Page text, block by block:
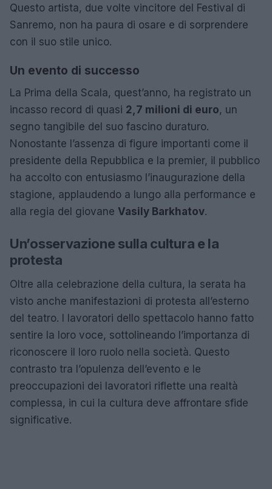
Questo artista, due volte vincitore del Festival di
Sanremo, non ha paura di osare e di sorprendere
con il suo stile unico.
Un evento di successo
La Prima della Scala, quest’anno, ha registrato un
incasso record di quasi 2,7 milioni di euro, un
segno tangibile del suo fascino duraturo.
Nonostante l’assenza di figure importanti come il
presidente della Repubblica e la premier, il pubblico
ha accolto con entusiasmo l’inaugurazione della
stagione, applaudendo a lungo alla performance e
alla regia del giovane Vasily Barkhatov.
Un’osservazione sulla cultura e la
protesta
Oltre alla celebrazione della cultura, la serata ha
visto anche manifestazioni di protesta all’esterno
del teatro. I lavoratori dello spettacolo hanno fatto
sentire la loro voce, sottolineando l’importanza di
riconoscere il loro ruolo nella società. Questo
contrasto tra l’opulenza dell’evento e le
preoccupazioni dei lavoratori riflette una realtà
complessa, in cui la cultura deve affrontare sfide
significative.